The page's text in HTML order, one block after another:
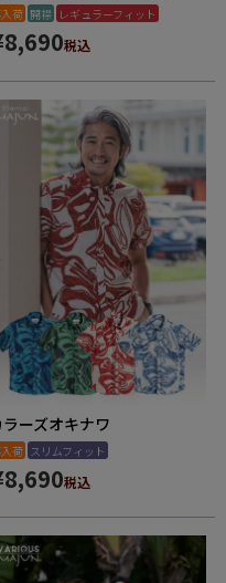
荷 開襟 レギュラーフィット
8,690税込
ラーズオキナワ
荷 スリムフィット
8,690税込